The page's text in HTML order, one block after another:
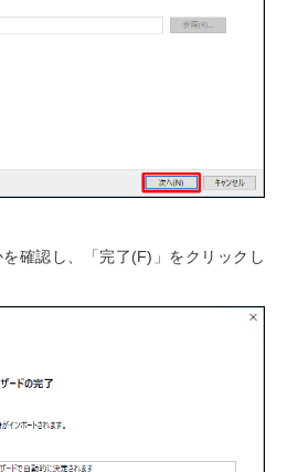
確認し、「完了(F)」をクリックし